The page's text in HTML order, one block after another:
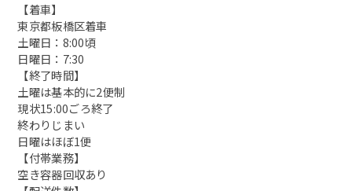
【着車】
東京都板橋区着車
土曜日：8:00頃
日曜日：7:30
【終了時間】
土曜は基本的に2便制
現状15:00ごろ終了
終わりじまい
日曜はほぼ1便
【付帯業務】
空き容器回収あり